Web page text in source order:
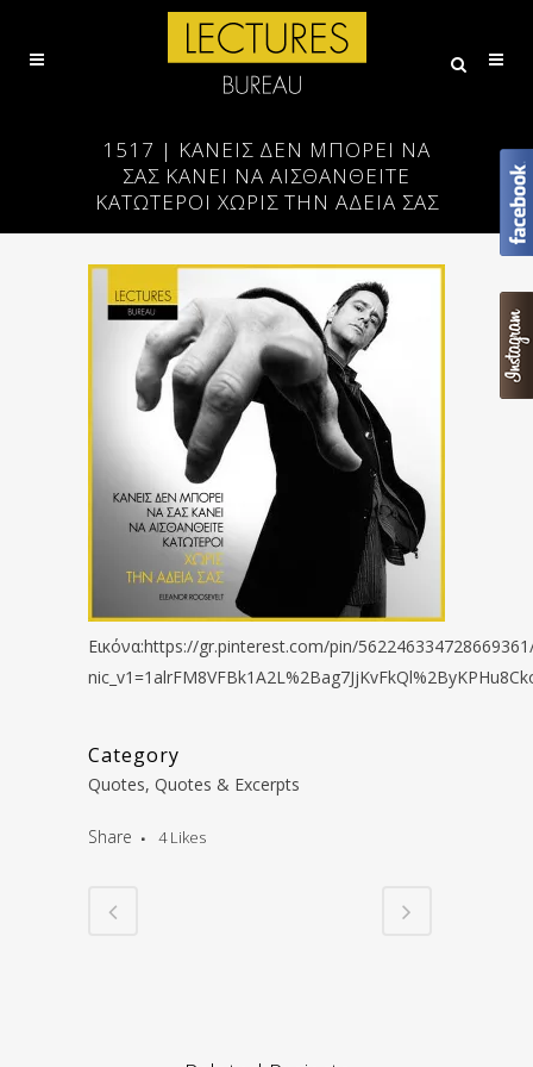
1517 | ΚΑΝΕΊΣ ΔΕΝ ΜΠΟΡΕΊ ΝΑ
ΣΑΣ ΚΆΝΕΙ ΝΑ ΑΙΣΘΑΝΘΕΊΤΕ
ΚΑΤΏΤΕΡΟΙ ΧΩΡΊΣ ΤΗΝ ΆΔΕΙΆ ΣΑΣ
Εικόνα:https://gr.pinterest.com/pin/
Category
Quotes, Quotes & Excerpts
Share 4Likes